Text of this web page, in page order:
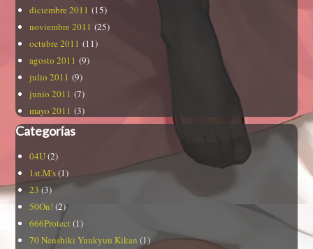
diciembre 2011 (15)
noviembre 2011 (25)
octubre 2011 (11)
agosto 2011 (9)
julio 2011 (9)
junio 2011 (7)
mayo 2011 (3)
Categorías
04U(2)
1st.M's(1)
23 (3)
50On! (2)
666Protect (1)
70 Nenshiki Yuukyuu Kikan (1)